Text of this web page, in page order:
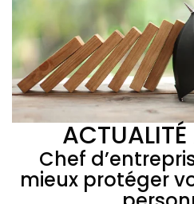
Chef
mieux protéger